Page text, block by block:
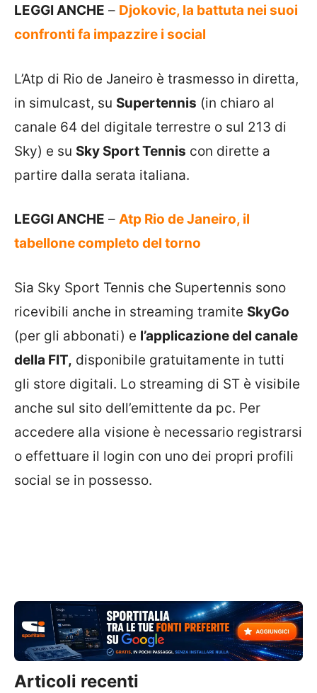
LEGGI ANCHE – Djokovic, la battuta nei suoi
confronti fa impazzire i social
L’Atp di Rio de Janeiro è trasmesso in diretta,
in simulcast, su Supertennis (in chiaro al
canale 64 del digitale terrestre o sul 213 di
Sky) e su Sky Sport Tennis con dirette a
partire dalla serata italiana.
LEGGI ANCHE – Atp Rio de Janeiro, il
tabellone completo del torno
Sia Sky Sport Tennis che Supertennis sono
ricevibili anche in streaming tramite SkyGo
(per gli abbonati) e l’applicazione del canale
della FIT, disponibile gratuitamente in tutti
gli store digitali. Lo streaming di ST è visibile
anche sul sito dell’emittente da pc. Per
accedere alla visione è necessario registrarsi
o effettuare il login con uno dei propri profili
social se in possesso.
Articoli recenti